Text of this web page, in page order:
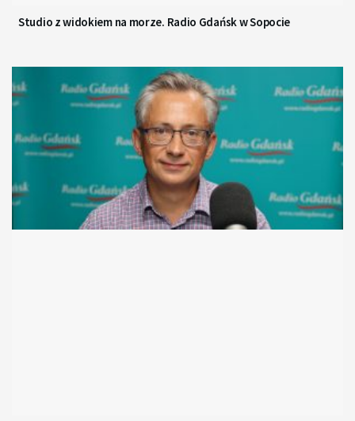
Studio z widokiem na morze. Radio Gdańsk w Sopocie